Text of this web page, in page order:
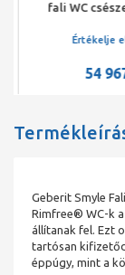
fali WC
Értékelje
54
Geberit Smyle
Rimfree® WC-k
állítanak fel. Ezt
tartósan
éppúgy, mint a